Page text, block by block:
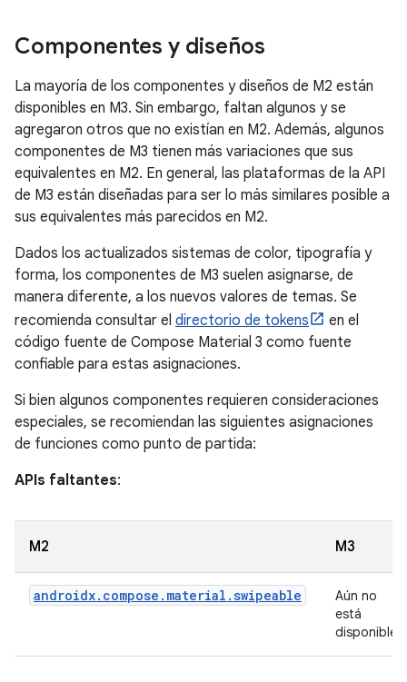
Componentes y diseños
La mayoría de los componentes y diseños de M2 están
disponibles en M3. Sin embargo, faltan algunos y se
agregaron otros que no existían en M2. Además, algunos
componentes de M3 tienen más variaciones que sus
equivalentes en M2. En general, las plataformas de la API
de M3 están diseñadas para ser lo más similares posible a
sus equivalentes más parecidos en M2.
Dados los actualizados sistemas de color, tipografía y
forma, los componentes de M3 suelen asignarse, de
manera diferente, a los nuevos valores de temas. Se
recomienda consultar el directorio de tokens
en el
código fuente de Compose Material 3 como fuente
confiable para estas asignaciones.
Si bien algunos componentes requieren consideraciones
especiales, se recomiendan las siguientes asignaciones
de funciones como punto de partida:
APIs faltantes:
M2 M3
androidx.compose.material.swipeable
Aún no
está
disponible